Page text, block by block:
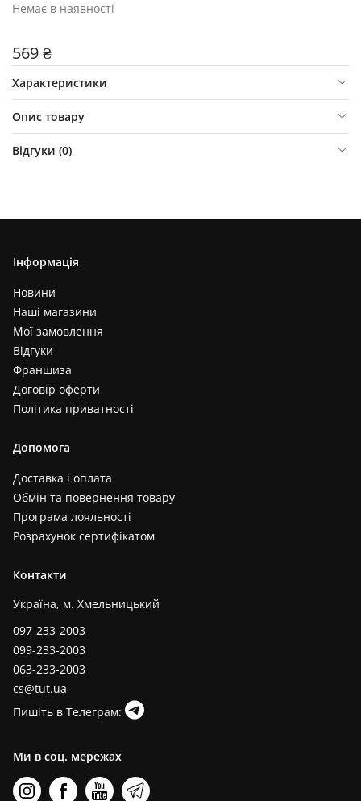
Немає в наявності
569 ₴
Характеристики
Опис товару
Відгуки (0)
Інформація
Новини
Наші магазини
Мої замовлення
Відгуки
Франшиза
Договір оферти
Політика приватності
Допомога
Доставка і оплата
Обмін та повернення товару
Програма лояльності
Розрахунок сертифікатом
Контакти
Україна, м. Хмельницький
097-233-2003
099-233-2003
063-233-2003
cs@tut.ua
Пишіть в Телеграм:
Ми в соц. мережах